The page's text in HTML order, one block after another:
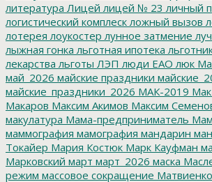
литература Лицей лицей № 23 личный
логистический комплеск ложный вызов
лотерея лоукостер лунное затмение
лыжная гонка льготная ипотека
лекарства льготы ЛЭП люди ЕАО люк
май_2026 майские праздники
майские_праздники_2026 МАК-2019
Макаров Максим Акимов Максим
макулатура Мама-предприниматель
маммография мамография мандарин
Токайер Мария Костюк Марк Кауфман
Марковский март март_2026 маска
режим массовое сокращение Матвиенко